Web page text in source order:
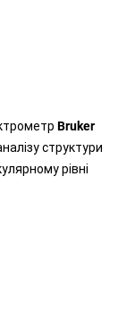
Bruker
структури
рівні